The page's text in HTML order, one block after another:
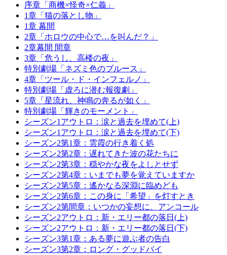
序章「商機×怪奇×仁義」
1章「猫の落とし物」
1章 幕間
2章「ホロウの中心で…を叫んだ？」
2章幕間 間章
3章「危うし、高楼の夜」
特別劇場「ネズミ色のブルース」
4章「ツール・ド・インフェルノ」
特別劇場「虚ろに潜む報復劇」
5章「星流れ、神鳴の奔るが如く」
特別劇場「輝きのモーメント」
シーズン1アウトロ：涙と過去を埋めて(上)
シーズン1アウトロ：涙と過去を埋めて(下)
シーズン2第1章：雲霞の行き着く処
シーズン2第2章：遅れてきた波の花たちに
シーズン2第3章：穏やかな夜をよしとせず
シーズン2第4章：いまでも夢を覚えていますか
シーズン2第5章：遙かなる深淵に臨めども
シーズン2第6章：この身に「希望」を灯すとき
シーズン2第間章：いつかの妄想に、アンコール
シーズン2アウトロ：新・エリー都の落日(上)
シーズン2アウトロ：新・エリー都の落日(下)
シーズン3第1章：ある夢に遊ぶ者の告白
シーズン3第2章：ロング・グッドバイ